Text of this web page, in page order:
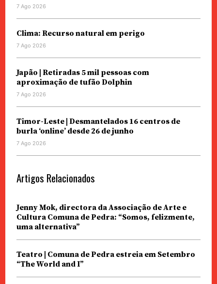
7 Ago 2026
Clima: Recurso natural em perigo
7 Ago 2026
Japão | Retiradas 5 mil pessoas com
aproximação de tufão Dolphin
7 Ago 2026
Timor-Leste | Desmantelados 16 centros de
burla ‘online’ desde 26 de junho
7 Ago 2026
Artigos Relacionados
Jenny Mok, directora da Associação de Arte e
Cultura Comuna de Pedra: “Somos, felizmente,
uma alternativa”
Teatro | Comuna de Pedra estreia em Setembro
“The World and I”